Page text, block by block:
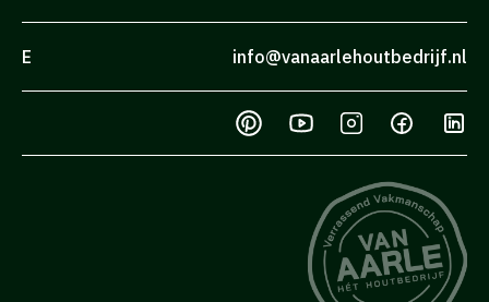
E info@vanaarlehoutbedrijf.nl